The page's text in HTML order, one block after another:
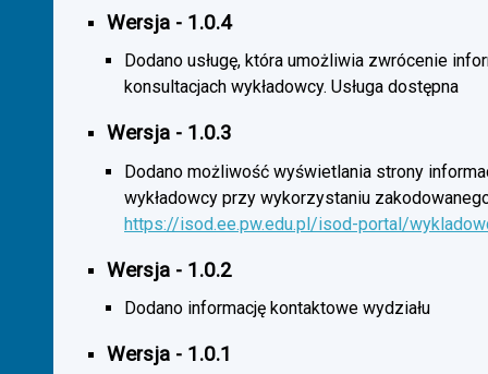
Wersja - 1.0.4
Dodano usługę, która umożliwia zwrócenie
konsultacjach wykładowcy. Usługa dostępna
Wersja - 1.0.3
Dodano możliwość wyświetlania strony
wykładowcy przy wykorzystaniu
https://isod.ee.pw.edu.pl/isod-portal/
Wersja - 1.0.2
Dodano informację kontaktowe wydziału
Wersja - 1.0.1